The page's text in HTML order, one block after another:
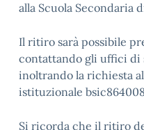
alla Scuola Secondaria
Il ritiro sarà possibile
contattando gli uffici di
inoltrando la richiesta
istituzionale
Si ricorda che il ritiro